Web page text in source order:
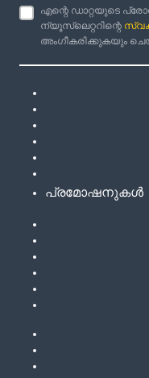
എന്റെ ഡാറ്റയുടെ
ന്യൂസ്‌ലെറ്ററിന്റെ
അംഗീകരിക്കുകയും
പ്രമോഷനുകൾ